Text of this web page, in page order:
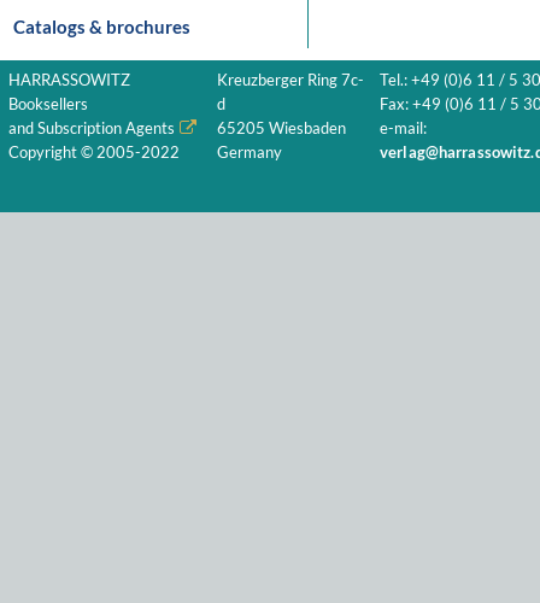
Catalogs & brochures
HARRASSOWITZ
Booksellers
and Subscription Agents
Copyright © 2005-2022
Kreuzberger Ring 7c-
d
65205 Wiesbaden
Germany
Tel.: +49 (0)6 11 / 5
Fax: +49 (0)6 11 / 5
e-mail: